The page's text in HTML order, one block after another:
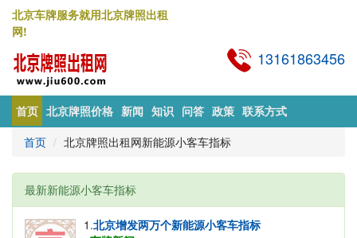
北京车牌服务就用北京牌照出租
网!
13161863456
首页 北京牌照价格 新闻 知识 问答 政策 联系方式
首页
北京牌照出租网新能源小客车指标
最新新能源小客车指标
1.北京增发两万个新能源小客车指标